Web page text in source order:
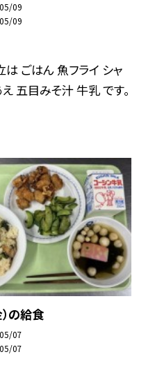
09
09
ごはん 魚フライ シャ
五目みそ汁 牛乳 です。
の給食
07
07